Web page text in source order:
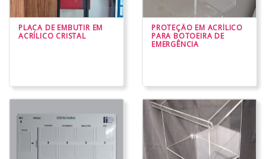
PLACA DE EMBUTIR EM
ACRÍLICO CRISTAL
PROTEÇÃO EM ACRÍLICO
PARA BOTOEIRA DE
EMERGÊNCIA